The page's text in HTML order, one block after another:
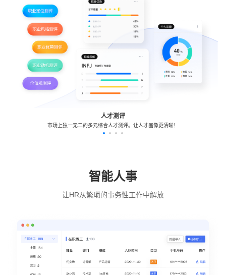
人才测评
市场上独一无二的多元综合人才测评。让人才画像更清晰！
智能人事
让HR从繁琐的事务性工作中解放